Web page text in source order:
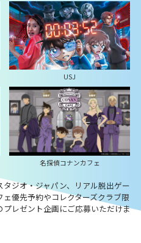
USJ
名探偵コナンカフェ
ジオ・ジャパン、リアル脱出ゲー
優先予約やコレクターズクラブ限
レゼント企画にご応募いただけま